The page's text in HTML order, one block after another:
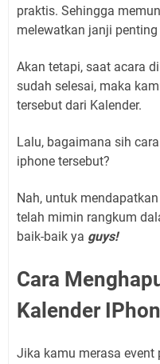
praktis. Sehingga
melewatkan janji penting
Akan tetapi, saat acara
sudah selesai, maka
tersebut dari Kalender.
Lalu, bagaimana sih
iphone tersebut?
Nah, untuk
telah mimin rangkum
baik-baik ya guys!
Cara
Kalender IP
Jika kamu merasa event